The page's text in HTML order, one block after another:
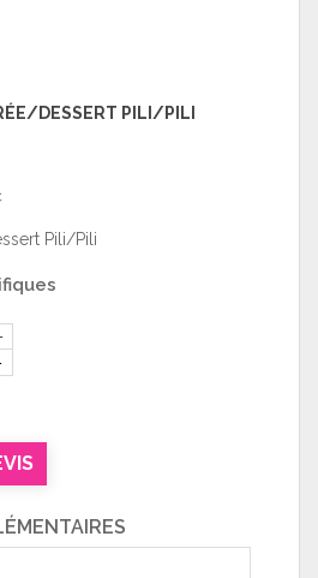
DESSERT PILI/PILI
Pili/Pili